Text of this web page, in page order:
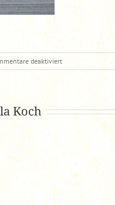
deaktiviertfür
DSC_1565
Koch